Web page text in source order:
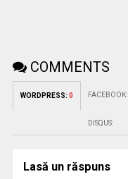
COMMENTS
WORDPRESS: 0 FACEBOOK:
DISQUS:
Lasă un răspuns